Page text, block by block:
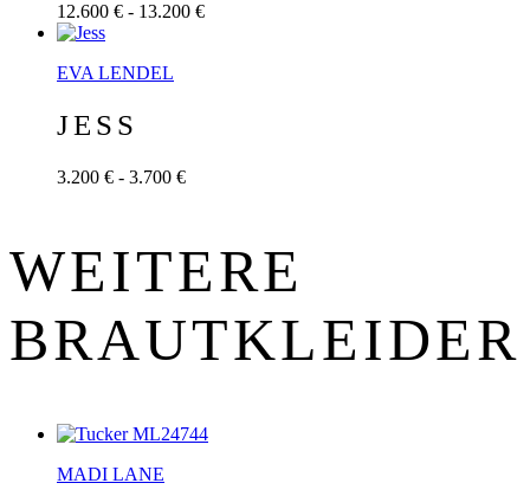
12.600 € - 13.200 €
EVA LENDEL
JESS
3.200 € - 3.700 €
WEITERE
BRAUT­KLEIDER
MADI LANE